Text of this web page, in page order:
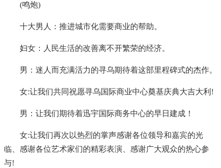
(鸣炮)
十大男人：推进城市化需要商业的帮助。
妇女：人民生活的改善离不开繁荣的经济。
男：迷人而充满活力的寻乌期待着这部里程碑式的杰作。
女:让我们共同祝愿寻乌国际商业中心奠基庆典大吉大利!
男：让我们期待着迅宇国际商务中心的早日建成！
女:让我们再次以热烈的掌声感谢各位领导和嘉宾的光
临、感谢各位艺术家们的精彩表演、感谢广大观众的热心参
与!